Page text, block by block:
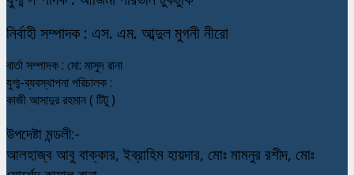
নির্বাহী সম্পাদক : এস. এম. আব্দুল মুগনী নীরো
বার্তা সম্পাদক : মো: মাসুদ রানা
যুগ্ম-ব্যবস্থাপনা পরিচালক :
কাজী আসাদুর রহমান ( টিটু )
উপদেষ্টা মন্ডলী:-
আলহাজ্ব আবু বাক্কার, ইব্রাহিম হায়দার, মোঃ মামনুর রশীদ, মোঃ